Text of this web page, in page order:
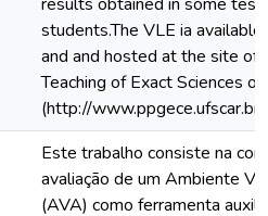
students.The VLE ia
and and hosted at the site of
Teaching of Exact Sciences of
(http://www.ppgece.ufscar.br/
Este trabalho consiste na
avaliação de um Ambiente
(AVA) como ferramenta